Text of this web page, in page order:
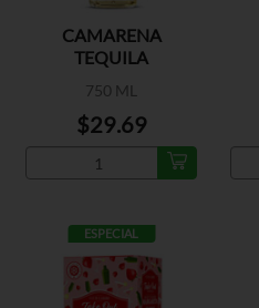
CAMARENA
TEQUILA
750 ML
$29.69
ESPECIAL